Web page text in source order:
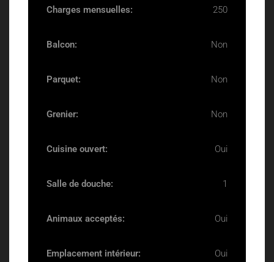
Charges mensuelles: 250
Balcon: Non
Parquet: Non
Grenier: Non
Cuisine ouvert: Oui
Salle de douche: 1
Animaux acceptés: Oui
Emplacement intérieur: Oui